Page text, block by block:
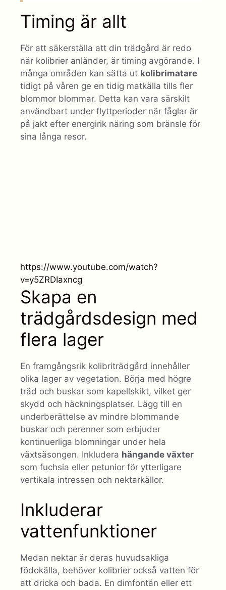
Timing är allt
För att säkerställa att din trädgård är redo
när kolibrier anländer, är timing avgörande. I
många områden kan sätta ut kolibrimatare
tidigt på våren ge en tidig matkälla tills fler
blommor blommar. Detta kan vara särskilt
användbart under flyttperioder när fåglar är
på jakt efter energirik näring som bränsle för
sina långa resor.
https://www.youtube.com/watch?
v=y5ZRDIaxncg
Skapa en
trädgårdsdesign med
flera lager
En framgångsrik kolibriträdgård innehåller
olika lager av vegetation. Börja med högre
träd och buskar som kapellskikt, vilket ger
skydd och häckningsplatser. Lägg till en
underberättelse av mindre blommande
buskar och perenner som erbjuder
kontinuerliga blomningar under hela
växtsäsongen. Inkludera hängande växter
som fuchsia eller petunior för ytterligare
vertikala intressen och nektarkällor.
Inkluderar
vattenfunktioner
Medan nektar är deras huvudsakliga
födokälla, behöver kolibrier också vatten för
att dricka och bada. En dimfontän eller ett